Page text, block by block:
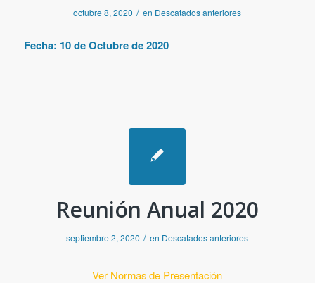
octubre 8, 2020 / en Descatados anteriores
Fecha: 10 de Octubre de 2020
Reunión Anual 2020
septiembre 2, 2020 / en Descatados anteriores
Ver Normas de Presentación